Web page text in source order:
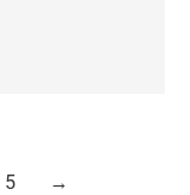
5 →